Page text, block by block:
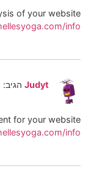
of your website
info
Judyt הגיב:
for your website
info